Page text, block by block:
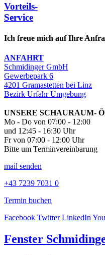
Vorteils-
Service
Ich freue mich auf Ihre
ANFAHRT
Schmidinger GmbH
Gewerbepark 6
4201 Gramastetten bei Linz
Bezirk Urfahr Umgebung
UNSERE SCHAURAUM-
Mo - Do von 07:00 - 12:00
und 12:45 - 16:30 Uhr
Fr von 07:00 - 12:00 Uhr
Bitte um Terminvereinbarung
mail senden
+43 7239 7031 0
Termin buchen
Facebook Twitter LinkedIn
Fenster